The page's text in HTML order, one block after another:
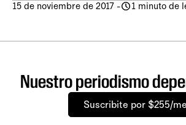
15 de noviembre de 2017 - 1 minuto de
Nuestro periodismo
Suscribite por $255/